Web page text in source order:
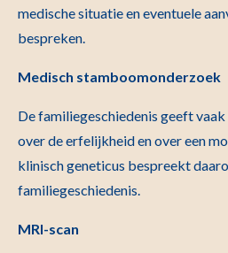
medische situatie en eventuele
bespreken.
Medisch stamboomonderzoek
De familiegeschiedenis geeft
over de erfelijkheid en over een
klinisch geneticus bespreekt
familiegeschiedenis.
MRI-scan